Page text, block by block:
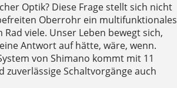
Optik? Diese Frage stellt sich nicht
Oberrohr ein multifunktionales
viele. Unser Leben bewegt sich,
Antwort auf hätte, wäre, wenn.
von Shimano kommt mit 11
zuverlässige Schaltvorgänge auch